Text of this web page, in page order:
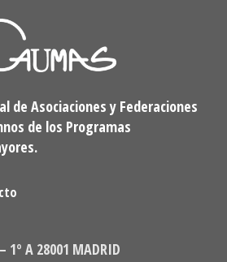
de Asociaciones y Federaciones
de los Programas
A 28001 MADRID